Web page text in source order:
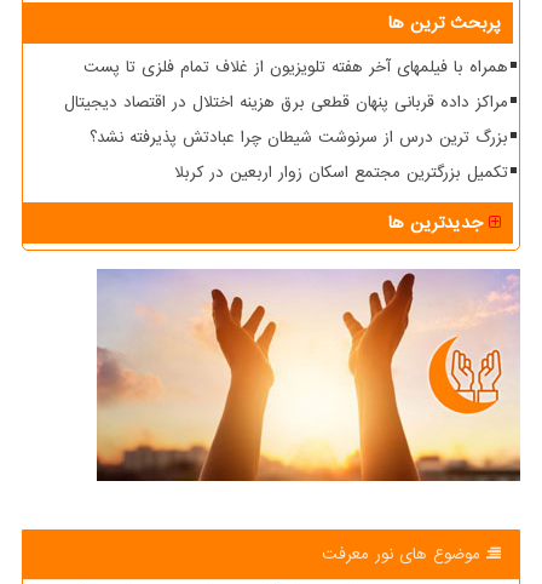
پربحث ترین ها
همراه با فیلمهای آخر هفته تلویزیون از غلاف تمام فلزی تا پست
مراکز داده قربانی پنهان قطعی برق هزینه اختلال در اقتصاد دیجیتال
بزرگ ترین درس از سرنوشت شیطان چرا عبادتش پذیرفته نشد؟
تکمیل بزرگترین مجتمع اسکان زوار اربعین در کربلا
جدیدترین ها
موضوع های نور معرفت